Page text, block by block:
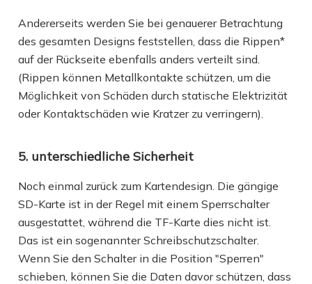
Andererseits werden Sie bei genauerer Betrachtung
des gesamten Designs feststellen, dass die Rippen*
auf der Rückseite ebenfalls anders verteilt sind.
(Rippen können Metallkontakte schützen, um die
Möglichkeit von Schäden durch statische Elektrizität
oder Kontaktschäden wie Kratzer zu verringern).
5. unterschiedliche Sicherheit
Noch einmal zurück zum Kartendesign. Die gängige
SD-Karte ist in der Regel mit einem Sperrschalter
ausgestattet, während die TF-Karte dies nicht ist.
Das ist ein sogenannter Schreibschutzschalter.
Wenn Sie den Schalter in die Position "Sperren"
schieben, können Sie die Daten davor schützen, dass